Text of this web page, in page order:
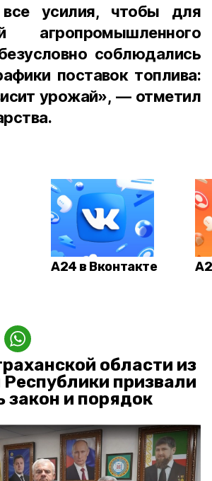
усилия, чтобы для
агропромышленного
соблюдались
поставок топлива:
урожай», — отметил
А24 в Вконтакте
области из
призвали
закон и порядок